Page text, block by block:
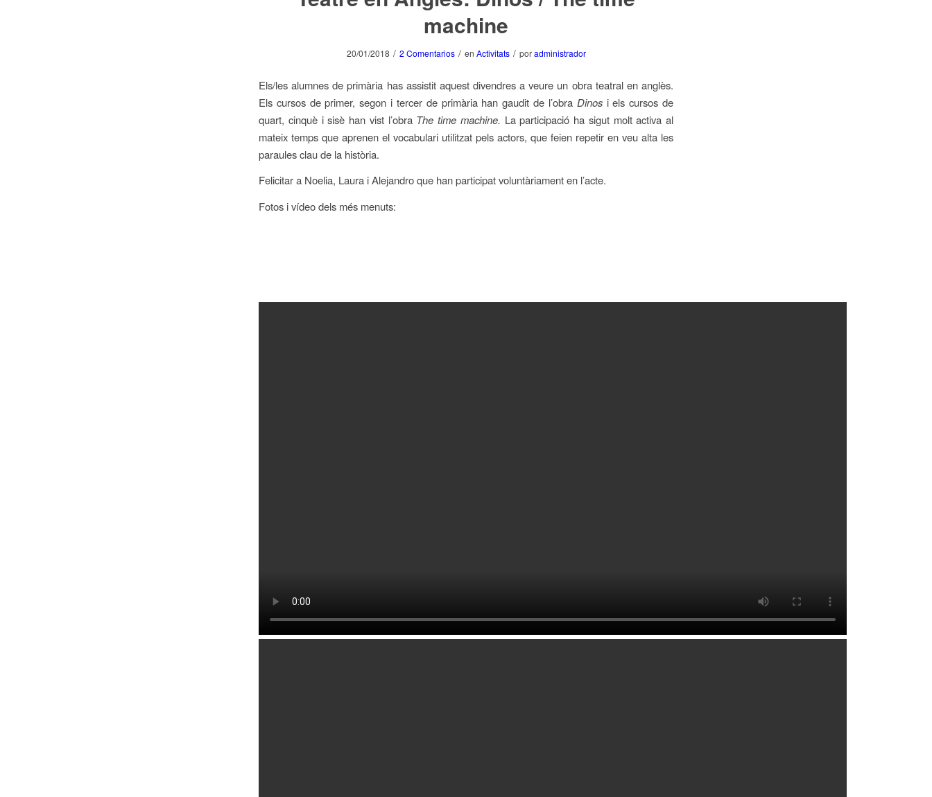
machine
20/01/2018 / 2 Comentarios / en Activitats / poradministrador
Els/les alumnes de primària has assistit aquest divendres a veure un obra teatral en anglès.
Els cursos de primer, segon i tercer de primària han gaudit de l’obra Dinos i els cursos de
quart, cinquè i sisè han vist l’obra The time machine. La participació ha sigut molt activa al
mateix temps que aprenen el vocabulari utilitzat pels actors, que feien repetir en veu alta les
paraules clau de la història.
Felicitar a Noelia, Laura i Alejandro que han participat voluntàriament en l’acte.
Fotos i vídeo dels més menuts: